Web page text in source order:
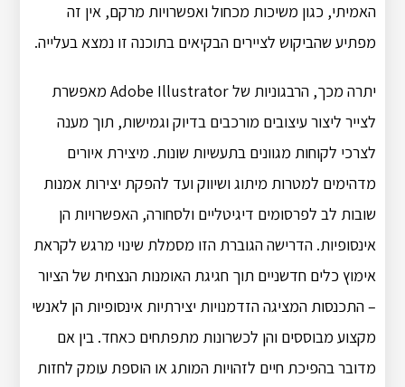
האמיתי, כגון משיכות מכחול ואפשרויות מרקם, אין זה
מפתיע שהביקוש לציירים הבקיאים בתוכנה זו נמצא בעלייה.
יתרה מכך, הרבגוניות של Adobe Illustrator מאפשרת
לצייר ליצור עיצובים מורכבים בדיוק וגמישות, תוך מענה
לצרכי לקוחות מגוונים בתעשיות שונות. מיצירת איורים
מדהימים למטרות מיתוג ושיווק ועד להפקת יצירות אמנות
שובות לב לפרסומים דיגיטליים ולסחורה, האפשרויות הן
אינסופיות. הדרישה הגוברת הזו מסמלת שינוי מרגש לקראת
אימוץ כלים חדשניים תוך חגיגת האומנות הנצחית של הציור
– התכנסות המציגה הזדמנויות יצירתיות אינסופיות הן לאנשי
מקצוע מבוססים והן לכשרונות מתפתחים כאחד. בין אם
מדובר בהפיכת חיים לזהויות המותג או הוספת עומק לחזות